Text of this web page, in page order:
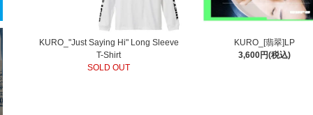
KURO_"Just Saying Hi" Long Sleeve
T-Shirt
SOLD OUT
KURO_[翡翠]LP
3,600円(税込)